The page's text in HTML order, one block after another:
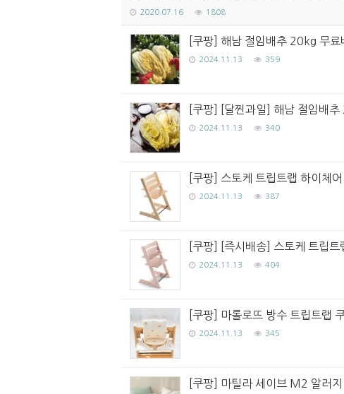
2020.07.16 1808
[쿠팡] 해남 절임배추 20kg 무
2024.11.13 359
[쿠팡] [달찐과일] 해남 절임배
2024.11.13 340
[쿠팡] 스토케 트립트랩 하이체
2024.11.13 387
[쿠팡] [즉시배송] 스토케 트립
2024.11.13 404
[쿠팡] 마롤로뜨 방수 트립트랩
2024.11.13 345
[쿠팡] 마틸라 세이브 M2 알러